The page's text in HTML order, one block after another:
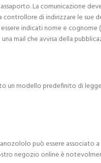
La comunicazione
controllore di indirizzare le sue
indicati nome e cognome
mail che avvisa della
un modello predefinito di
può essere associato
negozio online è